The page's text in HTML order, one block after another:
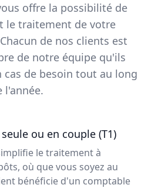
offre la possibilité de
le traitement de votre
de nos clients est
de notre équipe qu'ils
de besoin tout au long
l'année.
ou en couple (T1)
le traitement à
où que vous soyez au
bénéficie d'un comptable